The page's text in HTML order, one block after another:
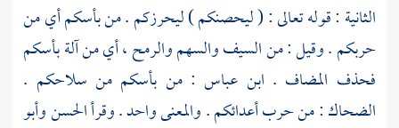
الثانية : قوله تعالى : ( ليحصنكم ) ليحرزكم . من بأسكم أي من
حربكم . وقيل : من السيف والسهم والرمح ، أي من آلة بأسكم
فحذف المضاف . ابن عباس : من بأسكم من سلاحكم .
الضحاك: من حرب أعدائكم . والمعنى واحد . وقرأالحسنوأبو